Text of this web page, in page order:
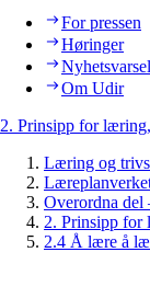
For pressen
Høringer
Nyhetsvarsel
Om Udir
2. Prinsipp for
Læring og
Overordna
2. Prinsipp
2.4 Å lære å